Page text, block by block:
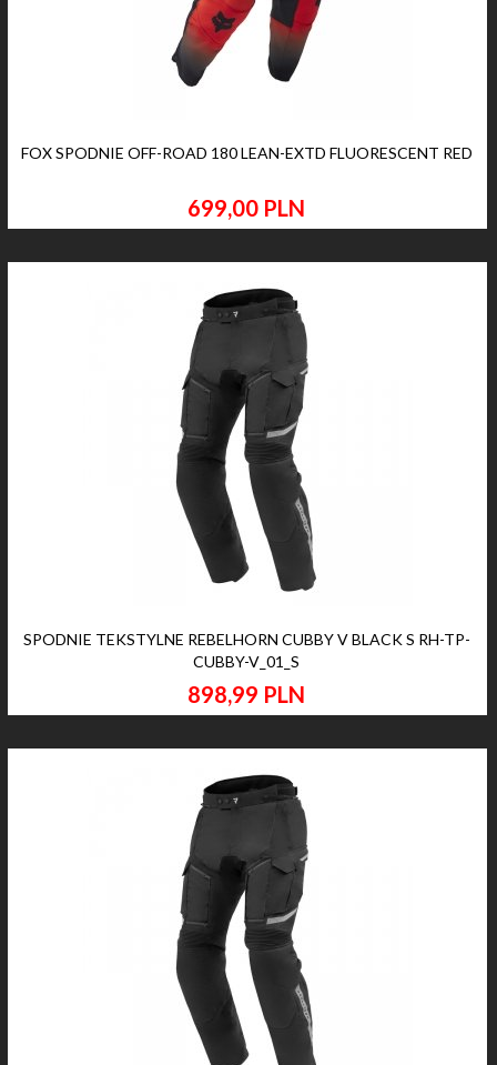
FOX SPODNIE OFF-ROAD 180 LEAN-EXTD FLUORESCENT RED
699,00 PLN
SPODNIE TEKSTYLNE REBELHORN CUBBY V BLACK S RH-TP-
CUBBY-V_01_S
898,99 PLN